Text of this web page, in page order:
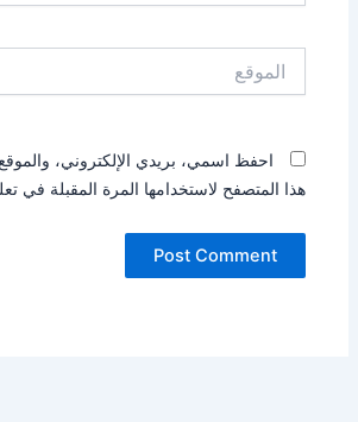
احفظ اسمي، بريدي الإلكتروني،
هذا المتصفح لاستخدامها المرة المقبلة في